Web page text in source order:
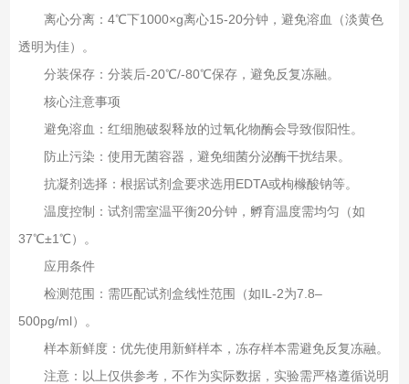
离心分离‌：4℃下1000×g离心15-20分钟，避免溶血（淡黄色
透明为佳）‌。
分装保存‌：分装后-20℃/-80℃保存，避免反复冻融‌。
核心注意事项
避免溶血‌：红细胞破裂释放的过氧化物酶会导致假阳性‌。
防止污染‌：使用无菌容器，避免细菌分泌酶干扰结果‌。
抗凝剂选择‌：根据试剂盒要求选用EDTA或枸橼酸钠等‌。
温度控制‌：试剂需室温平衡20分钟，孵育温度需均匀（如
37℃±1℃）‌。
应用条件
检测范围‌：需匹配试剂盒线性范围（如IL-2为7.8–
500pg/ml）‌。
样本新鲜度‌：优先使用新鲜样本，冻存样本需避免反复冻融‌。
注意：以上仅供参考，不作为实际数据，实验需严格遵循说明